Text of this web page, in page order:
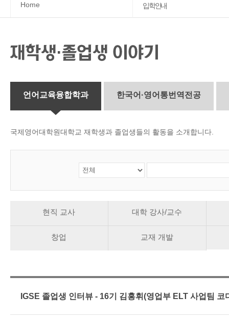
Home 입학안내
언어교육융합학과 한국어·영어통번역전공
국제영어대학원대학교 재학생과 졸업생들의 활동을 소개합니다.
현직 교사 대학 강사/교수
창업 교재 개발
IGSE 졸업생 인터뷰 - 16기 김홍휘(영업부 ELT 사업팀 코